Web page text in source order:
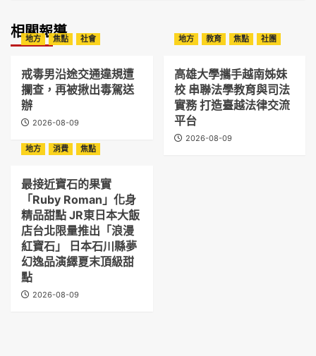
相關報導
地方 焦點 社會
戒毒男沿途交通違規遭
攔查，再被揪出毒駕送
辦
2026-08-09
地方 教育 焦點 社團
高雄大學攜手越南姊妹
校 串聯法學教育與司法
實務 打造臺越法律交流
平台
2026-08-09
地方
消費 焦點
最接近寶石的果實
「Ruby Roman」化身
精品甜點 JR東日本大飯
店台北限量推出「浪漫
紅寶石」 日本石川縣夢
幻逸品演繹夏末頂級甜
點
2026-08-09